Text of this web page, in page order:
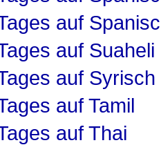
auf
auf Suaheli
auf Syrisch
auf Tamil
auf Thai